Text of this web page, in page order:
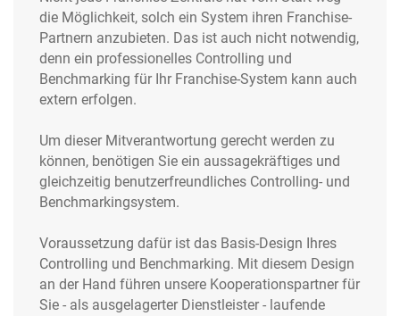
die Möglichkeit, solch ein System ihren Franchise-
Partnern anzubieten. Das ist auch nicht notwendig,
denn ein professionelles Controlling und
Benchmarking für Ihr Franchise-System kann auch
extern erfolgen.
Um dieser Mitverantwortung gerecht werden zu
können, benötigen Sie ein aussagekräftiges und
gleichzeitig benutzerfreundliches Controlling- und
Benchmarkingsystem.
Voraussetzung dafür ist das Basis-Design Ihres
Controlling und Benchmarking. Mit diesem Design
an der Hand führen unsere Kooperationspartner für
Sie - als ausgelagerter Dienstleister - laufende